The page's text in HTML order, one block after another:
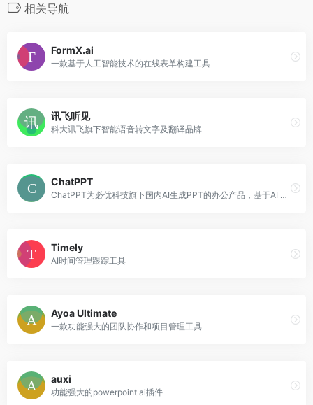
相关导航
FormX.ai
一款基于人工智能技术的在线表单构建工具
讯飞听见
科大讯飞旗下智能语音转文字及翻译品牌
ChatPPT
ChatPPT为必优科技旗下国内AI生成PPT的办公产品，基于AI Chat指令式内容生成与创作，辅助职场办公人工更高效去创作PPT文档，目前接入超过350+指令集，可以在1分钟内完成全篇PPT生成、设计与排版。
Timely
AI时间管理跟踪工具
Ayoa Ultimate
一款功能强大的团队协作和项目管理工具
auxi
功能强大的powerpoint ai插件